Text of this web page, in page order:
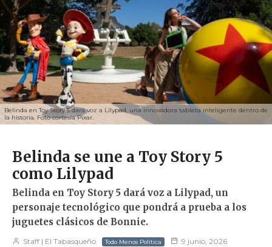
Belinda en Toy Story 5 dará voz a Lilypad, una innovadora tableta inteligente dentro de
la historia. Foto cortesía Pixar.
Belinda se une a Toy Story 5
como Lilypad
Belinda en Toy Story 5 dará voz a Lilypad, un
personaje tecnológico que pondrá a prueba a los
juguetes clásicos de Bonnie.
Staff | El Tabasqueño Todo Menos Política 9 junio, 2026